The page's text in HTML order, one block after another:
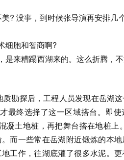
? 没事，到时候张导演再安排几
细胞和智商啊?
是来糟蹋西湖来的。这么折腾，
勘探后，工程人员发现在岳湖
最终选择了这一区域搭台。即
凝土地桩，再把舞台搭在地桩上
而一些常在岳湖附近锻炼的本
工作，往湖底灌了很多水泥。